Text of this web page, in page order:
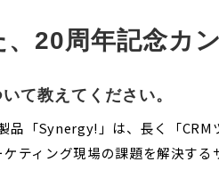
20周年記念カ
て教えてください。
品「Synergy!」は、長く「
ティング現場の課題を解決す